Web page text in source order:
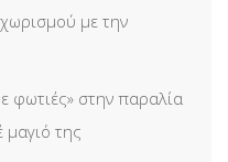
με την
φωτιές» στην παραλία
μαγιό της